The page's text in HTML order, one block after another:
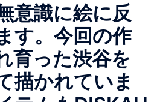
意識に絵に反
す。今回の作
育った渋谷を
描かれていま